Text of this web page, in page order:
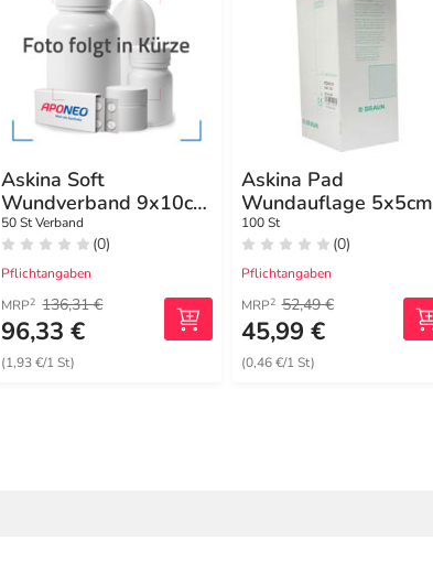
Askina Soft
Wundverband 9x10cm
steril
50 St Verband
(0)
Pflichtangaben
MRP2 136,31 €
96,33 €
(1,93 €/1 St)
Askina Pad
Wundauflage 5x5cm
100 St
(0)
Pflichtangaben
MRP2 52,49 €
45,99 €
(0,46 €/1 St)